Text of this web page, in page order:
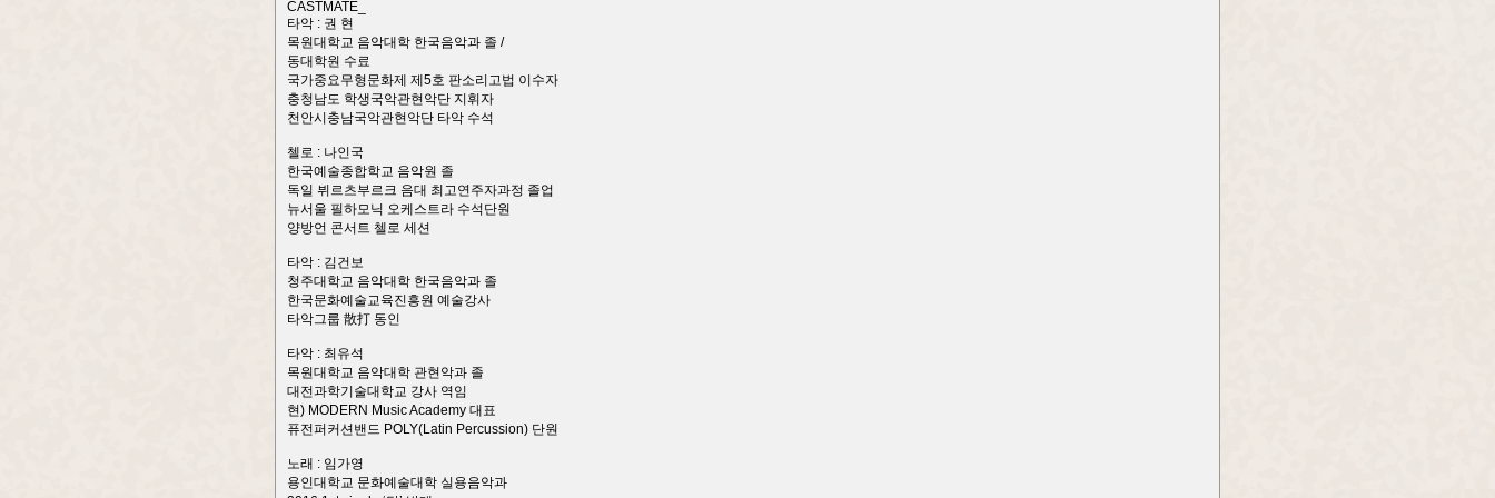
CASTMATE_
타악 : 권 현
목원대학교 음악대학 한국음악과 졸 /
동대학원 수료
국가중요무형문화제 제5호 판소리고법 이수자
충청남도 학생국악관현악단 지휘자
천안시충남국악관현악단 타악 수석
첼로 : 나인국
한국예술종합학교 음악원 졸
독일 뷔르츠부르크 음대 최고연주자과정 졸업
뉴서울 필하모닉 오케스트라 수석단원
양방언 콘서트 첼로 세션
타악 : 김건보
청주대학교 음악대학 한국음악과 졸
한국문화예술교육진흥원 예술강사
타악그룹 散打 동인
타악 : 최유석
목원대학교 음악대학 관현악과 졸
대전과학기술대학교 강사 역임
현) MODERN Music Academy 대표
퓨전퍼커션밴드 POLY(Latin Percussion) 단원
노래 : 임가영
용인대학교 문화예술대학 실용음악과